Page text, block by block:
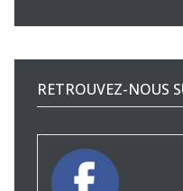
RETROUVEZ-NOUS